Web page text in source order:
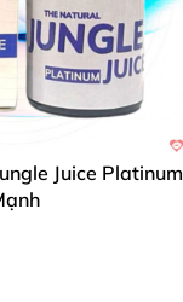
Juice Platinum